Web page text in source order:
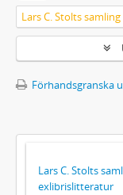
Lars C. Stolts
Förhandsgranska
Lars C. Stolts
exlibrislitteratur